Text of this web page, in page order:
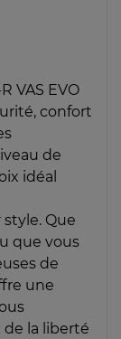
VAS EVO
confort
de
idéal
Que
que vous
de
une
la liberté